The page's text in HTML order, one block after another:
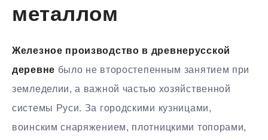
металлом
Железное производство в древнерусской
деревне было не второстепенным занятием при
земледелии, а важной частью хозяйственной
системы Руси. За городскими кузницами,
воинским снаряжением, плотницкими топорами,